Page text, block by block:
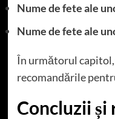
Nume de fete ale
Nume de fete ale
În următorul
recomandările
Concluzii și